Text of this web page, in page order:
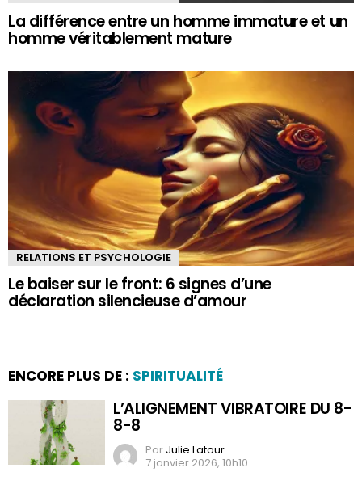
La différence entre un homme immature et un
homme véritablement mature
RELATIONS ET PSYCHOLOGIE
Le baiser sur le front: 6 signes d’une
déclaration silencieuse d’amour
ENCORE PLUS DE : SPIRITUALITÉ
L’ALIGNEMENT VIBRATOIRE DU 8-
8-8
Par Julie Latour
7 janvier 2026, 10h10